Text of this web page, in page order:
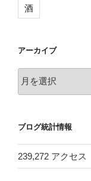
酒
アーカイブ
ー
ブ
ブログ統計情報
239,272 アクセス